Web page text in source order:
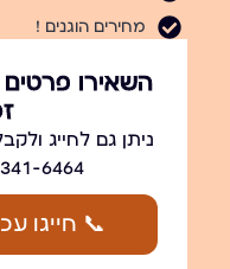
מחירים הוגנים !
השאירו פרטים
ניתן גם לחייג
6464
📞 חייגו עכשיו 054-